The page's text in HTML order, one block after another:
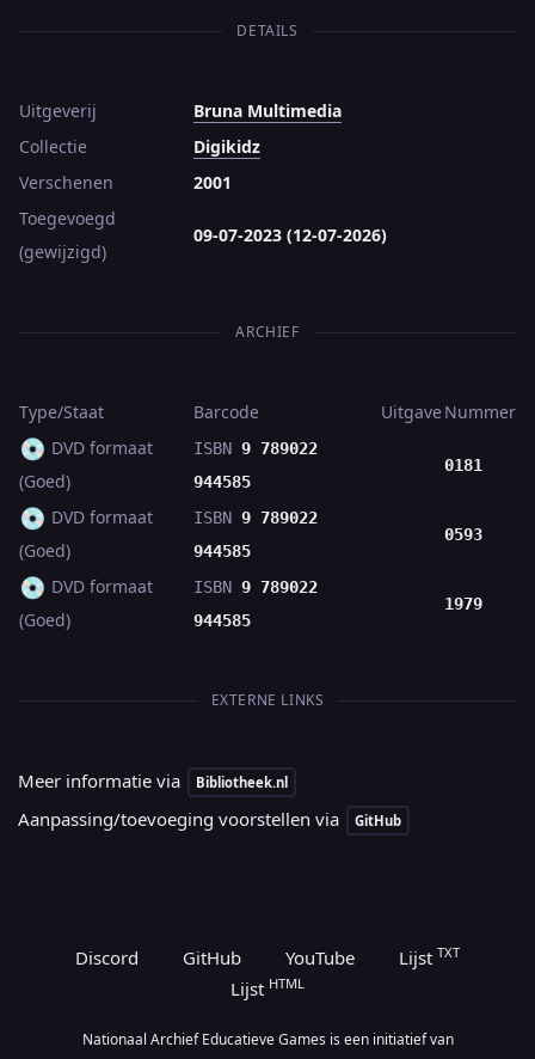
DETAILS
Uitgeverij
Bruna Multimedia
Collectie
Digikidz
Verschenen
2001
Toegevoegd
(gewijzigd)
09-07-2023 (12-07-2026)
ARCHIEF
Type/Staat Barcode UitgaveNummer
💿 DVD formaat
(Goed)
ISBN 9 789022
944585
0181
💿 DVD formaat
(Goed)
ISBN 9 789022
944585
0593
💿 DVD formaat
(Goed)
ISBN 9 789022
944585
1979
EXTERNE LINKS
Meer informatie via Bibliotheek.nl
Aanpassing/toevoeging voorstellen via GitHub
Discord GitHub YouTube Lijst TXT
Lijst HTML
Nationaal Archief Educatieve Games is een initiatief van